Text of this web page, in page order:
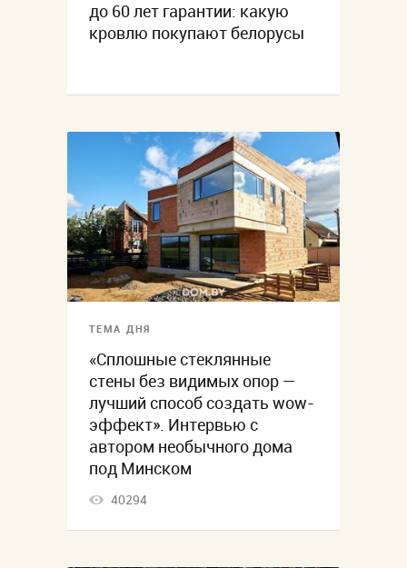
до 60 лет гарантии: какую
кровлю покупают белорусы
ТЕМА ДНЯ
«Сплошные стеклянные
стены без видимых опор —
лучший способ создать wow-
эффект». Интервью с
автором необычного дома
под Минском
40294